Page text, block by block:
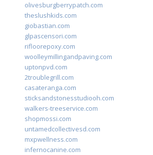
olivesburgberrypatch.com
theslushkids.com
giobastian.com
glpascensori.com
rifloorepoxy.com
woolleymillingandpaving.com
uptonpvd.com
2troublegrill.com
casateranga.com
sticksandstonesstudiooh.com
walkers-treeservice.com
shopmossi.com
untamedcollectivesd.com
mxpwellness.com
infernocanine.com